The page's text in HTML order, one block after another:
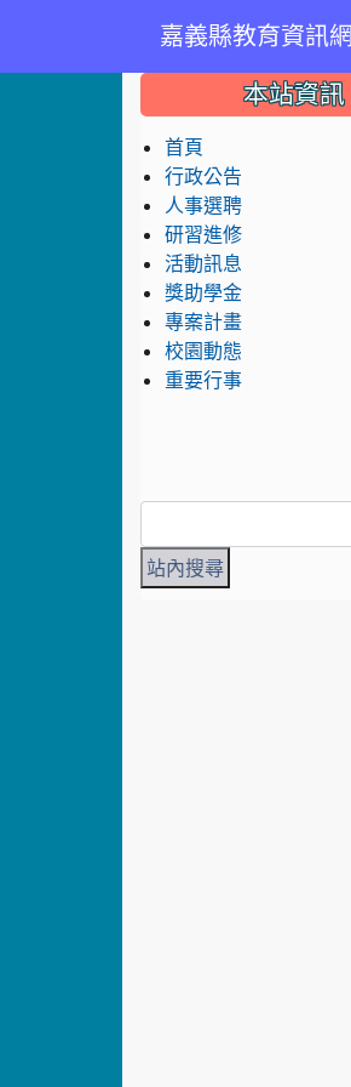
嘉義縣教育資訊網
::: 本站資訊
首頁
行政公告
人事選聘
研習進修
活動訊息
獎助學金
專案計畫
校園動態
重要行事